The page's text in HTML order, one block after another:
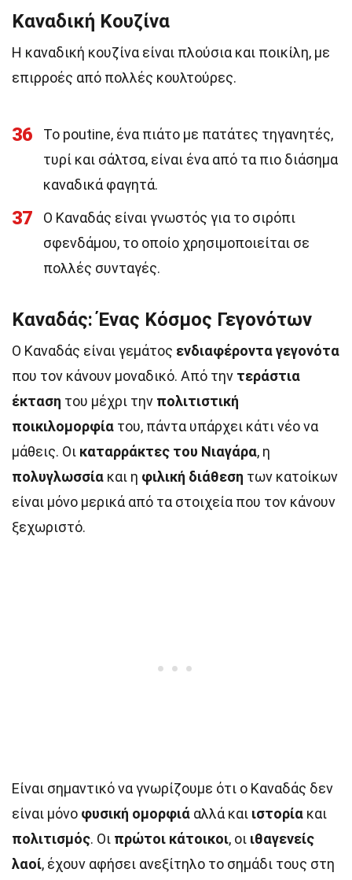
Καναδική Κουζίνα
Η καναδική κουζίνα είναι πλούσια και ποικίλη, με
επιρροές από πολλές κουλτούρες.
36
Το poutine, ένα πιάτο με πατάτες τηγανητές,
τυρί και σάλτσα, είναι ένα από τα πιο διάσημα
καναδικά φαγητά.
37
Ο Καναδάς είναι γνωστός για το σιρόπι
σφενδάμου, το οποίο χρησιμοποιείται σε
πολλές συνταγές.
Καναδάς: Ένας Κόσμος Γεγονότων
Ο Καναδάς είναι γεμάτος ενδιαφέροντα γεγονότα
που τον κάνουν μοναδικό. Από την τεράστια
έκταση του μέχρι την πολιτιστική
ποικιλομορφία του, πάντα υπάρχει κάτι νέο να
μάθεις. Οι καταρράκτες του Νιαγάρα, η
πολυγλωσσία και η φιλική διάθεση των κατοίκων
είναι μόνο μερικά από τα στοιχεία που τον κάνουν
ξεχωριστό.
Είναι σημαντικό να γνωρίζουμε ότι ο Καναδάς δεν
είναι μόνο φυσική ομορφιά αλλά και ιστορία και
πολιτισμός. Οι πρώτοι κάτοικοι, οι ιθαγενείς
λαοί, έχουν αφήσει ανεξίτηλο το σημάδι τους στη